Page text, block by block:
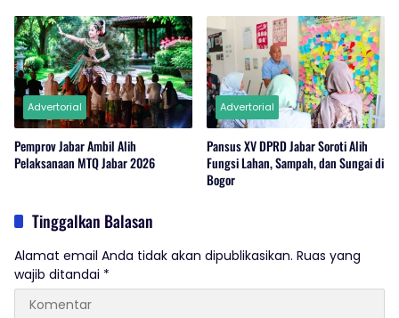
Advertorial
Pemprov Jabar Ambil Alih
Pelaksanaan MTQ Jabar 2026
Advertorial
Pansus XV DPRD Jabar Soroti Alih
Fungsi Lahan, Sampah, dan Sungai di
Bogor
Tinggalkan Balasan
Alamat email Anda tidak akan dipublikasikan. Ruas yang
wajib ditandai *